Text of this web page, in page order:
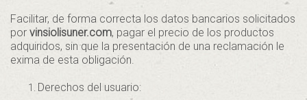
Facilitar, de forma correcta los datos bancarios solicitados
por vinsiolisuner.com, pagar el precio de los productos
adquiridos, sin que la presentación de una reclamación le
exima de esta obligación.
Derechos del usuario: